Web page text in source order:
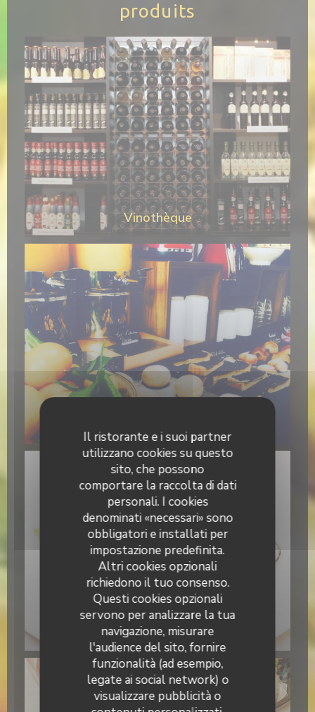
Il ristorante e i suoi partner
utilizzano cookies su questo
sito, che possono
comportare la raccolta di dati
personali. I cookies
denominati «necessari» sono
obbligatori e installati per
impostazione predefinita.
Altri cookies opzionali
richiedono il tuo consenso.
Questi cookies opzionali
servono per analizzare la tua
navigazione, misurare
l'audience del sito, fornire
funzionalità (ad esempio,
legate ai social network) o
visualizzare pubblicità o
produits
Vinothèque
Primo Bacio